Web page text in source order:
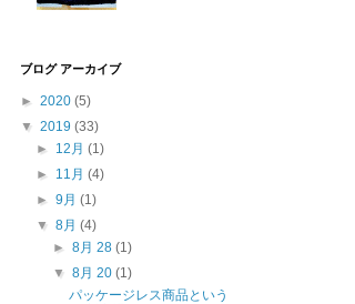
ブログ アーカイブ
► 2020 (5)
▼ 2019 (33)
► 12月(1)
► 11月(4)
►9月(1)
▼8月(4)
► 8月 28 (1)
▼ 8月 20 (1)
パッケージレス商品という